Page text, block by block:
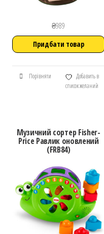
₴989
Придбати товар
Порівняти
Добавить в
список желаний
Музичний сортер Fisher-
Price Равлик оновлений
(FRB84)